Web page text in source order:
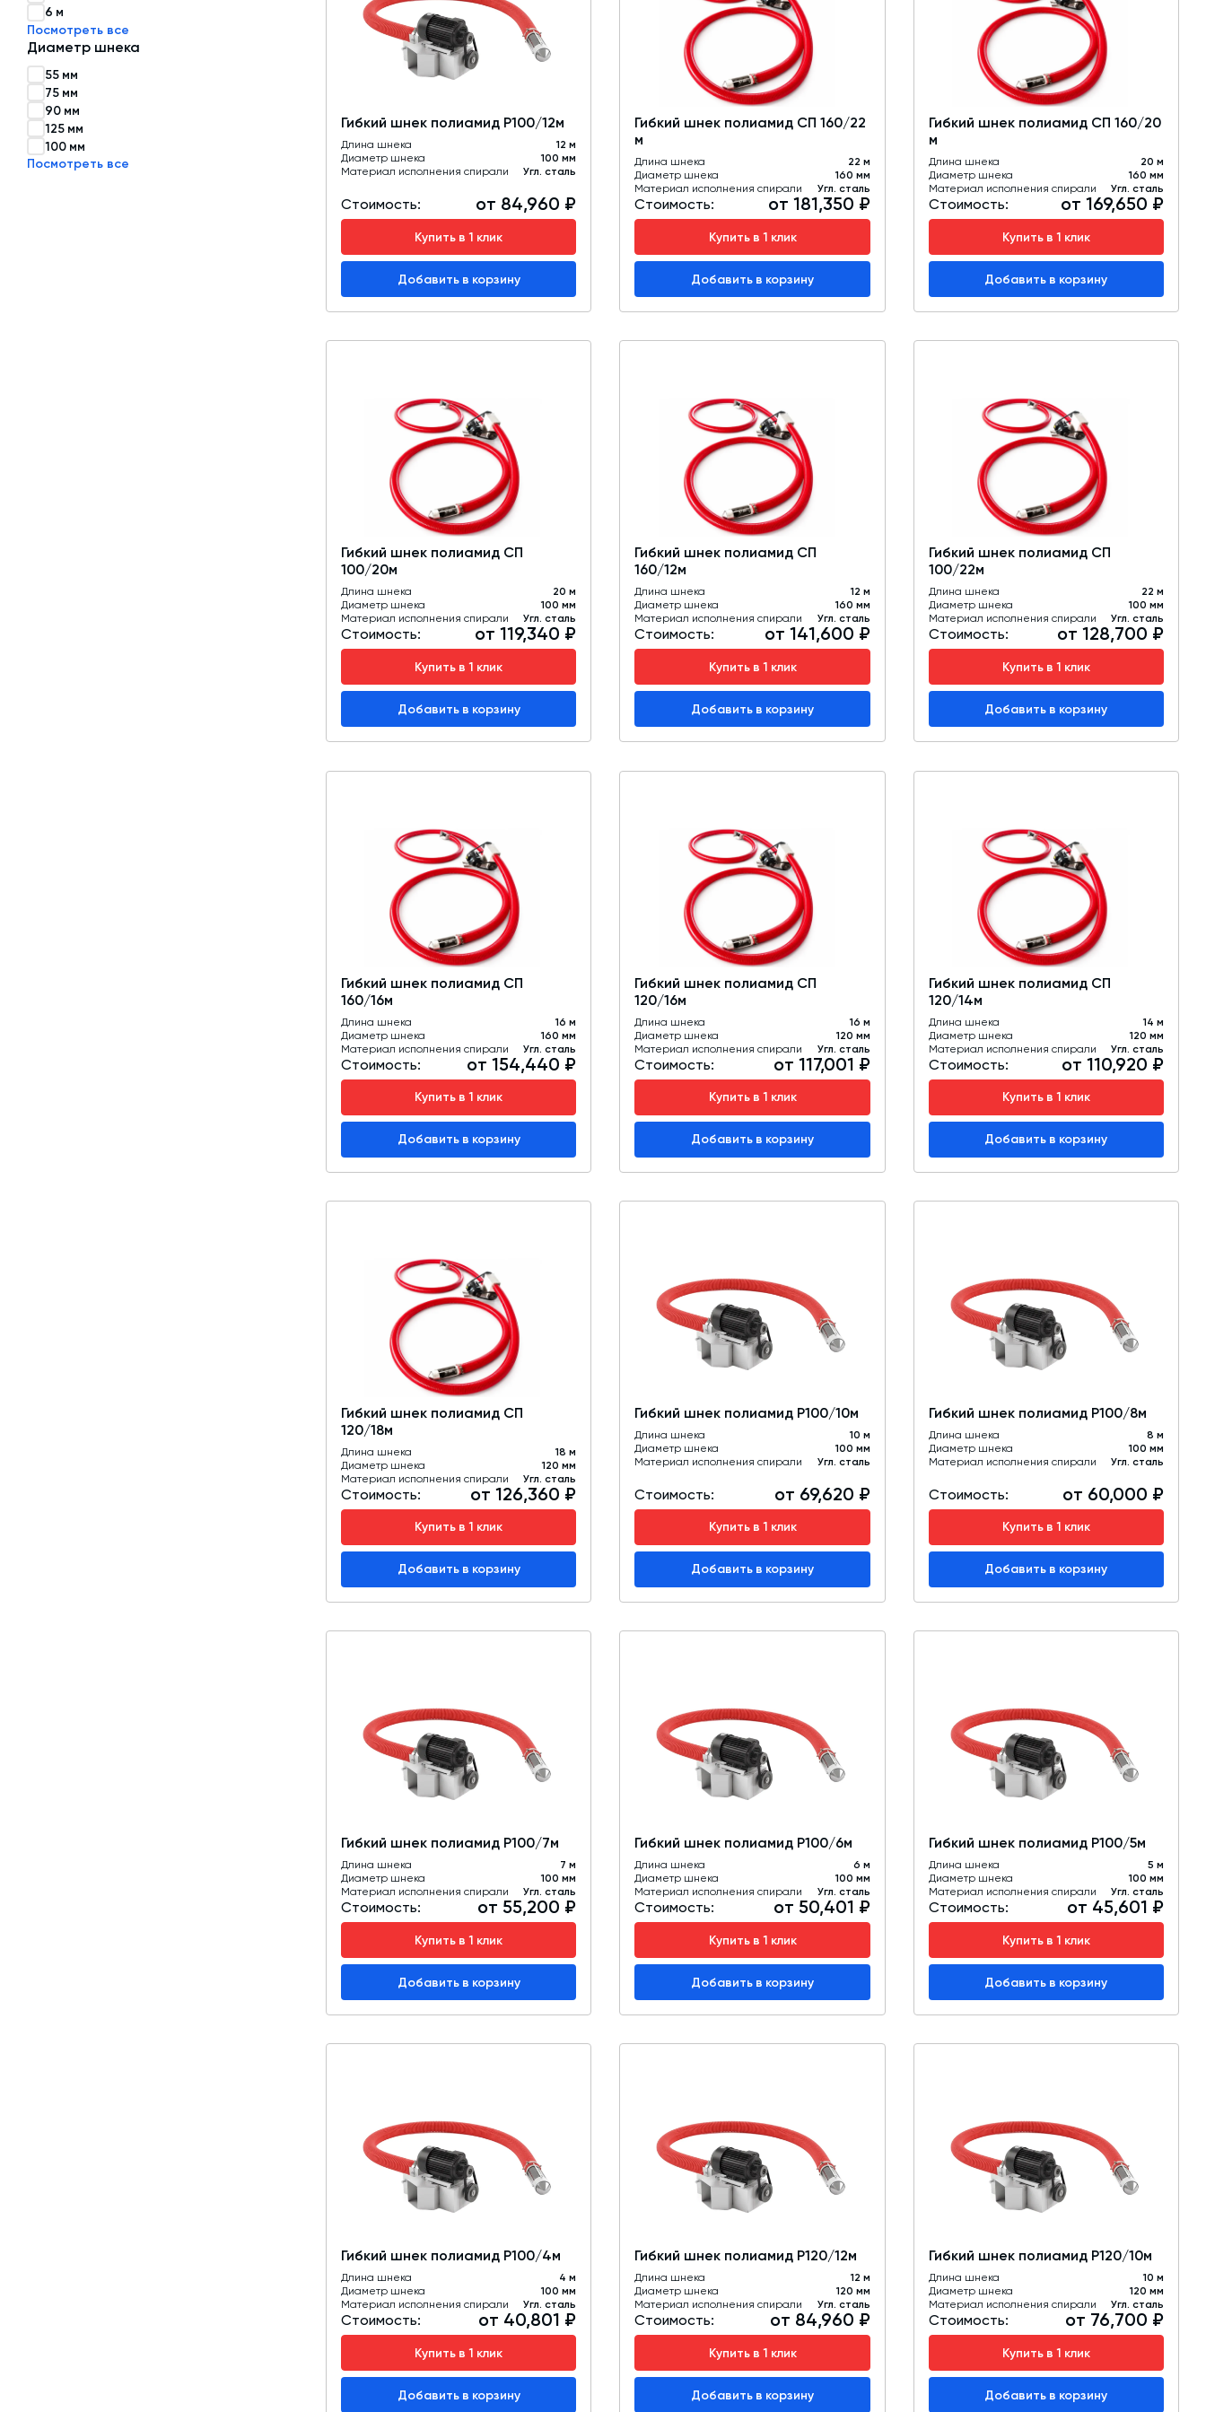
Затворы для силосов и дозаторов
Промышленные фильтры и комплектующие
Авто и Ж/Д весы
Оборудование для производства ЖБИ
Пневмооборудование
Датчики
Промышленные вибраторы
Рециклинг
Дробильно-сортировочный комплекс
Автоматизированные системы управления
(АСУ ТП) любой сложности
Подбор и поставка комплектующих под
Экспертиза промышленной безопасности
Технический аудит бетонных заводов и
производств
Проектирование технологических
линий,промышленных зданий и сооружений
6 м
Посмотреть все
Диаметр шнека
55 мм
75 мм
90 мм
125 мм
100 мм
Посмотреть все
Гибкий шнек полиамид Р100/12м
Длина шнека
12 м
Диаметр шнека
100 мм
Материал исполнения спирали
Угл. сталь
Стоимость: от 84,960 ₽
Купить в 1 клик
Добавить в корзину
Гибкий шнек полиамид СП 160/22
м
Длина шнека
22 м
Диаметр шнека
160 мм
Материал исполнения спирали
Угл. сталь
Стоимость: от 181,350 ₽
Купить в 1 клик
Добавить в корзину
Гибкий шнек полиамид СП 160/20
м
Длина шнека
20 м
Диаметр шнека
160 мм
Материал исполнения спирали
Угл. сталь
Стоимость: от 169,650 ₽
Купить в 1 клик
Добавить в корзину
Гибкий шнек полиамид СП
100/20м
Длина шнека
20 м
Диаметр шнека
100 мм
Материал исполнения спирали
Угл. сталь
Стоимость: от 119,340 ₽
Купить в 1 клик
Добавить в корзину
Гибкий шнек полиамид СП
160/12м
Длина шнека
12 м
Диаметр шнека
160 мм
Материал исполнения спирали
Угл. сталь
Стоимость: от 141,600 ₽
Купить в 1 клик
Добавить в корзину
Гибкий шнек полиамид СП
100/22м
Длина шнека
22 м
Диаметр шнека
100 мм
Материал исполнения спирали
Угл. сталь
Стоимость: от 128,700 ₽
Купить в 1 клик
Добавить в корзину
Гибкий шнек полиамид СП
160/16м
Длина шнека
16 м
Диаметр шнека
160 мм
Материал исполнения спирали
Угл. сталь
Стоимость: от 154,440 ₽
Купить в 1 клик
Добавить в корзину
Гибкий шнек полиамид СП
120/16м
Длина шнека
16 м
Диаметр шнека
120 мм
Материал исполнения спирали
Угл. сталь
Стоимость: от 117,001 ₽
Купить в 1 клик
Добавить в корзину
Гибкий шнек полиамид СП
120/14м
Длина шнека
14 м
Диаметр шнека
120 мм
Материал исполнения спирали
Угл. сталь
Стоимость: от 110,920 ₽
Купить в 1 клик
Добавить в корзину
Гибкий шнек полиамид СП
120/18м
Длина шнека
18 м
Диаметр шнека
120 мм
Материал исполнения спирали
Угл. сталь
Стоимость: от 126,360 ₽
Купить в 1 клик
Добавить в корзину
Гибкий шнек полиамид Р100/10м
Длина шнека
10 м
Диаметр шнека
100 мм
Материал исполнения спирали
Угл. сталь
Стоимость: от 69,620 ₽
Купить в 1 клик
Добавить в корзину
Гибкий шнек полиамид Р100/8м
Длина шнека
8 м
Диаметр шнека
100 мм
Материал исполнения спирали
Угл. сталь
Стоимость: от 60,000 ₽
Купить в 1 клик
Добавить в корзину
Гибкий шнек полиамид Р100/7м
Длина шнека
7 м
Диаметр шнека
100 мм
Материал исполнения спирали
Угл. сталь
Стоимость: от 55,200 ₽
Купить в 1 клик
Добавить в корзину
Гибкий шнек полиамид Р100/6м
Длина шнека
6 м
Диаметр шнека
100 мм
Материал исполнения спирали
Угл. сталь
Стоимость: от 50,401 ₽
Купить в 1 клик
Добавить в корзину
Гибкий шнек полиамид Р100/5м
Длина шнека
5 м
Диаметр шнека
100 мм
Материал исполнения спирали
Угл. сталь
Стоимость: от 45,601 ₽
Купить в 1 клик
Добавить в корзину
Гибкий шнек полиамид Р100/4м
Длина шнека
4 м
Диаметр шнека
100 мм
Материал исполнения спирали
Угл. сталь
Стоимость: от 40,801 ₽
Купить в 1 клик
Добавить в корзину
Гибкий шнек полиамид Р120/12м
Длина шнека
12 м
Диаметр шнека
120 мм
Материал исполнения спирали
Угл. сталь
Стоимость: от 84,960 ₽
Купить в 1 клик
Добавить в корзину
Гибкий шнек полиамид Р120/10м
Длина шнека
10 м
Диаметр шнека
120 мм
Материал исполнения спирали
Угл. сталь
Стоимость: от 76,700 ₽
Купить в 1 клик
Добавить в корзину